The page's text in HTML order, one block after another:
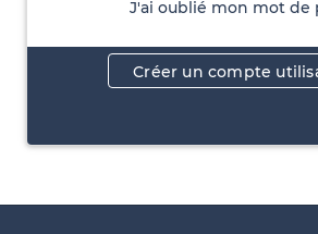
J'ai oublié mon mot de
Créer un compte